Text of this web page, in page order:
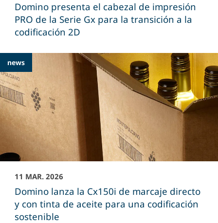
Domino presenta el cabezal de impresión
PRO de la Serie Gx para la transición a la
codificación 2D
news
11 MAR. 2026
Domino lanza la Cx150i de marcaje directo
y con tinta de aceite para una codificación
sostenible